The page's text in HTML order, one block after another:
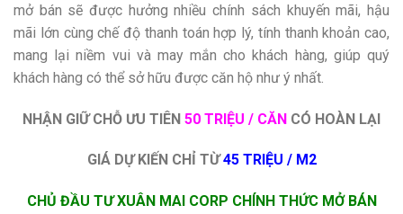
mở bán sẽ được hưởng nhiều chính sách khuyến mãi, hậu
mãi lớn cùng chế độ thanh toán hợp lý, tính thanh khoản cao,
mang lại niềm vui và may mắn cho khách hàng, giúp quý
khách hàng có thể sở hữu được căn hộ như ý nhất.
NHẬN GIỮ CHỖ ƯU TIÊN 50 TRIỆU / CĂN CÓ HOÀN LẠI
GIÁ DỰ KIẾN CHỈ TỪ45 TRIỆU / M2
CHỦ ĐẦU TƯ XUÂN MAI CORP CHÍNH THỨC MỞ BÁN